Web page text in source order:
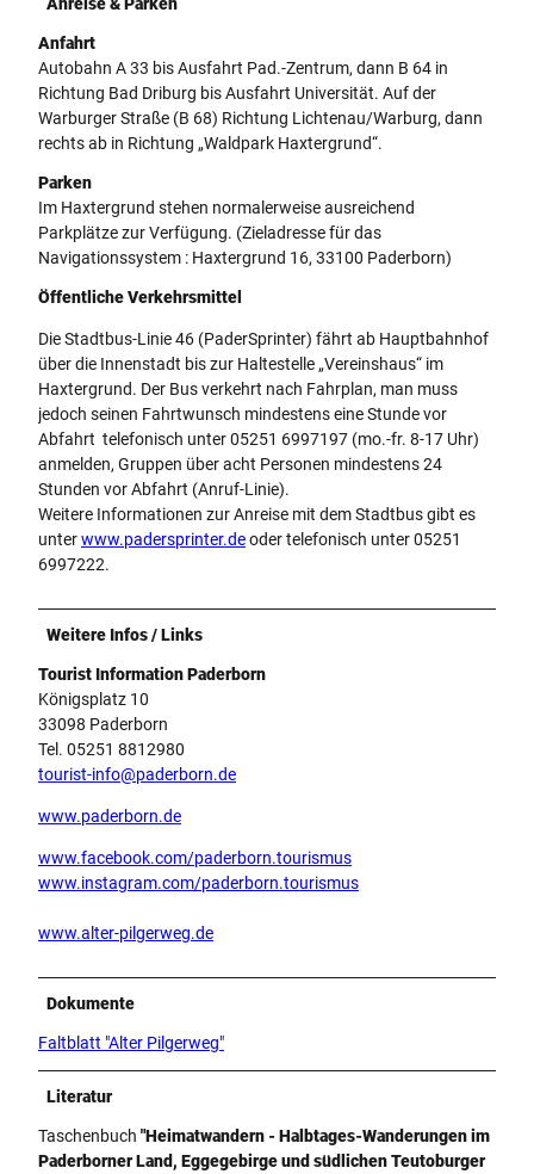
Anreise & Parken
Anfahrt
Autobahn A 33 bis Ausfahrt Pad.-Zentrum, dann B 64 in
Richtung Bad Driburg bis Ausfahrt Universität. Auf der
Warburger Straße (B 68) Richtung Lichtenau/Warburg, dann
rechts ab in Richtung „Waldpark Haxtergrund“.
Parken
Im Haxtergrund stehen normalerweise ausreichend
Parkplätze zur Verfügung. (Zieladresse für das
Navigationssystem : Haxtergrund 16, 33100 Paderborn)
Öffentliche Verkehrsmittel
Die Stadtbus-Linie 46 (PaderSprinter) fährt ab Hauptbahnhof
über die Innenstadt bis zur Haltestelle „Vereinshaus“ im
Haxtergrund. Der Bus verkehrt nach Fahrplan, man muss
jedoch seinen Fahrtwunsch mindestens eine Stunde vor
Abfahrt telefonisch unter 05251 6997197 (mo.-fr. 8-17 Uhr)
anmelden, Gruppen über acht Personen mindestens 24
Stunden vor Abfahrt (Anruf-Linie).
Weitere Informationen zur Anreise mit dem Stadtbus gibt es
unterwww.padersprinter.deoder telefonisch unter 05251
6997222.
Weitere Infos / Links
Tourist Information Paderborn
Königsplatz 10
33098 Paderborn
Tel. 05251 8812980
tourist-info@paderborn.de
www.paderborn.de
www.facebook.com/paderborn.tourismus
www.instagram.com/paderborn.tourismus
www.alter-pilgerweg.de
Dokumente
Faltblatt "Alter Pilgerweg"
Literatur
Taschenbuch "Heimatwandern - Halbtages-Wanderungen im
Paderborner Land, Eggegebirge und südlichen Teutoburger